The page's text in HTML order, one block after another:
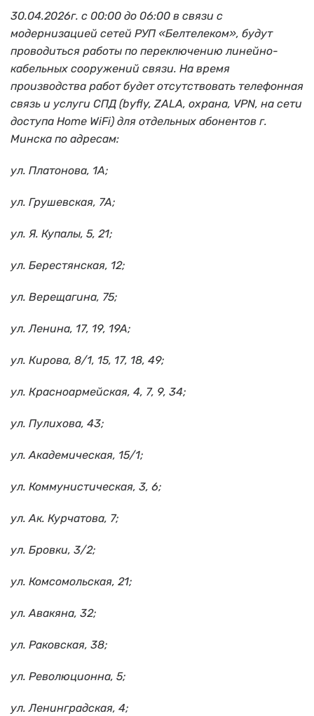
30.04.2026г. с 00:00 до 06:00 в связи с
модернизацией сетей РУП «Белтелеком», будут
проводиться работы по переключению линейно-
кабельных сооружений связи. На время
производства работ будет отсутствовать телефонная
связь и услуги СПД (byfly, ZALA, охрана, VPN, на сети
доступа Home WiFi) для отдельных абонентов г.
Минска по адресам:
ул. Платонова, 1А;
ул. Грушевская, 7А;
ул. Я. Купалы, 5, 21;
ул. Берестянская, 12;
ул. Верещагина, 75;
ул. Ленина, 17, 19, 19А;
ул. Кирова, 8/1, 15, 17, 18, 49;
ул. Красноармейская, 4, 7, 9, 34;
ул. Пулихова, 43;
ул. Академическая, 15/1;
ул. Коммунистическая, 3, 6;
ул. Ак. Курчатова, 7;
ул. Бровки, 3/2;
ул. Комсомольская, 21;
ул. Авакяна, 32;
ул. Раковская, 38;
ул. Революционна, 5;
ул. Ленинградская, 4;